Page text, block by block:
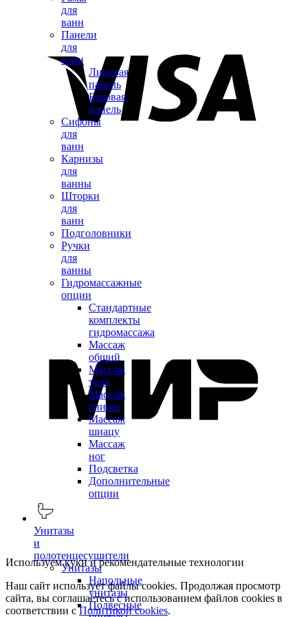
для
ванн
Панели
для
ванн
Лицевая
панель
Боковая
панель
Сифоны
для
ванн
Карнизы
для
ванны
Шторки
для
ванн
Подголовники
Ручки
для
ванны
Гидромассажные
опции
Стандартные
комплекты
гидромассажа
Массаж
общий
Массаж
тела
Массаж
спины
Массаж
шиацу
Массаж
ног
Подсветка
Дополнительные
опции
Унитазы
и
полотенцесушители
Унитазы
Напольные
унитазы
Подвесные
Используем куки и рекомендательные технологии
Наш сайт использует файлы cookies. Продолжая просмотр
сайта, вы соглашаетесь с использованием файлов cookies в
соответствии сПолитикой cookies.